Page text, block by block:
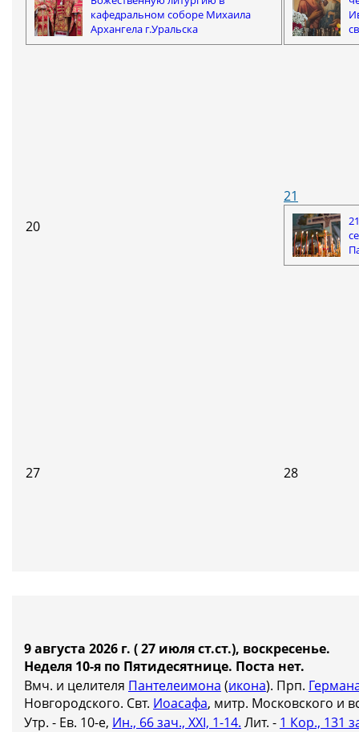
кафедральном соборе Михаила
Архангела г.Уральска
20
21
27 28
9 августа 2026 г. ( 27 июля ст.ст.), воскресенье.
Неделя 10-я по Пятидесятнице. Поста нет.
Вмч. и целителя Пантелеимона (икона). Прп.
Новгородского. Свт. Иоасафа, митр. Московского и
Утр. - Ев. 10-е, Ин., 66 зач., XXI, 1-14. Лит. - 1 Кор., 131